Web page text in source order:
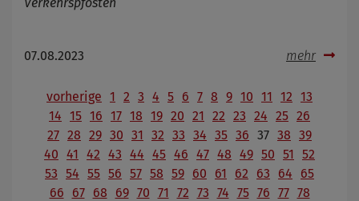
07.08.2023 mehr
vorherige 1 2 3 4 5 6 7 8 9 10 11 12 13
14 15 16 17 18 19 20 21 22 23 24 25 26
27 28 29 30 31 32 33 34 35 36 37 38 39
40 41 42 43 44 45 46 47 48 49 50 51
52
53 54 55 56 57 58 59 60 61 62 63 64
65
66
67 68 69 70 71 72 73 74 75 76 77 78